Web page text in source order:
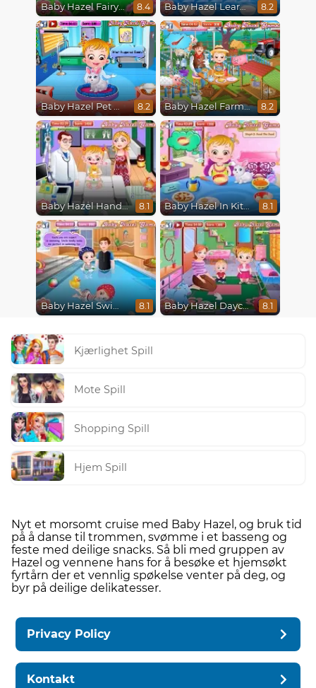
Baby Hazel Fairyland Ballet 8.4 Baby Hazel Learns Colors 8.2
Baby Hazel Pet Doctor 8.2 Baby Hazel Farm Tour 8.2
Baby Hazel Hand Fracture 8.1 Baby Hazel In Kitchen 8.1
Baby Hazel Swimming 8.1 Baby Hazel Daycare 8.1
Kjærlighet Spill
Mote Spill
Shopping Spill
Hjem Spill
Nyt et morsomt cruise med Baby Hazel, og bruk tid
på å danse til trommen, svømme i et basseng og
feste med deilige snacks. Så bli med gruppen av
Hazel og vennene hans for å besøke et hjemsøkt
fyrtårn der et vennlig spøkelse venter på deg, og
byr på deilige delikatesser.
Privacy Policy
Kontakt